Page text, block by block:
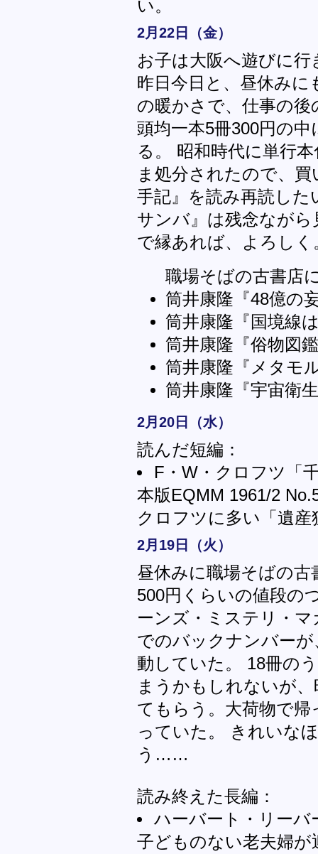
い。
2月22日（金）
お子は大阪へ遊びに
昨日今日と、昼休み
の暖かさで、仕事の
頭均一本5冊300円の
る。 昭和時代に単行
ま処分されたので、
手記』を読み再読し
サンバ』は残念なが
で縁あれば、よろしく
職場そばの古書店
筒井康隆『48億の
筒井康隆『国境線
筒井康隆『俗物図
筒井康隆『メタモ
筒井康隆『宇宙衛
2月20日（水）
読んだ短編：
F・W・クロフツ「
本版EQMM 1961/2
クロフツに多い「遺
2月19日（火）
昼休みに職場そばの
500円くらいの値段の
ーンズ・ミステリ・
でのバックナンバー
動していた。 18冊の
まうかもしれないが
てもらう。大荷物で
っていた。 きれいな
う……
読み終えた長編：
ハーバート・リーバ
子どものない老夫婦